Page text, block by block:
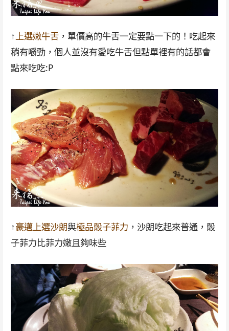
↑上選嫩牛舌，單價高的牛舌一定要點一下的！吃起來
稍有嚼勁，個人並沒有愛吃牛舌但點單裡有的話都會
點來吃吃:P
↑豪邁上選沙朗與極品骰子菲力 ，沙朗吃起來普通，骰
子菲力比菲力嫩且夠味些